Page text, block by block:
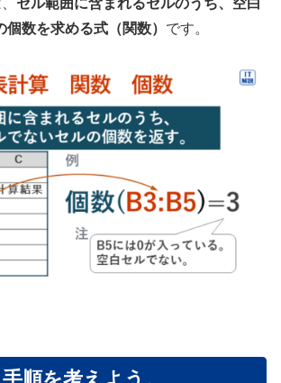
セル範囲に含まれるセルのうち、空白
数を求める式（関数） です。